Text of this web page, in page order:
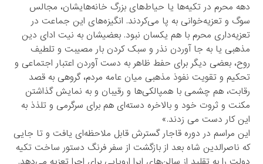
دهه محرم در تکیه‌ها یا حیاط‌های بزرگ خانه‌هایشان، مجالس
سوگ و تعزیه‌خوانی به پا می‌کردند. انگیزه‌های این جماعت در
تعزیه‌داری محرم با هم یکسان نبود. بعضیشان به نیت ادای دین
مذهبی یا به جا آوردن نذر و سبک کردن بار مصیبت و تلطیف
روح، بعضی دیگر برای حفط ظاهر به دست آوردن اعتبار اجتماعی و
تحکیم و تقویت نفوذ مذهبی میان عامه مردم، گروهی به قصد
رقابت، هم چشمی با همپالکی‌ها و رقیبان و به نمایش گذاشتن
مکنت و ثروت خود و بالاخره دسته‌ای هم برای سرگرمی و تلذذ به
این کار دست می زدند.»
این مراسم در دوره قاجار گسترش قابل ملاحظه‌ای یافت و تا جایی
که ناصرالدین شاه بعد از بازگشت از سفر فرنگ دستور ساخت تکیه